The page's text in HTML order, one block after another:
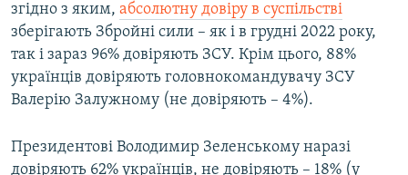
згідно з яким, абсолютну довіру в суспільстві
зберігають Збройні сили – як і в грудні 2022 року,
так і зараз 96% довіряють ЗСУ. Крім цього, 88%
українців довіряють головнокомандувачу ЗСУ
Валерію Залужному (не довіряють – 4%).
Президентові Володимир Зеленському наразі
довіряють 62% українців, не довіряють – 18% (у